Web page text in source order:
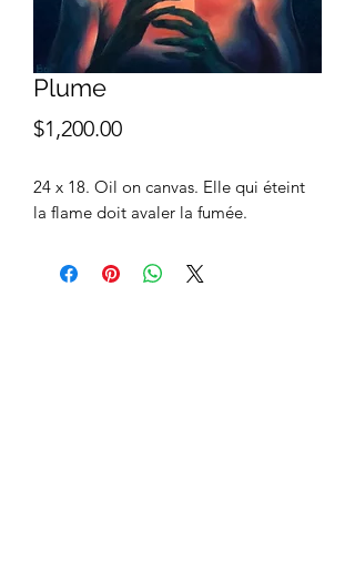
Plume
$1,200.00Price
24 x 18. Oil on canvas. Elle qui éteint
la flame doit avaler la fumée.